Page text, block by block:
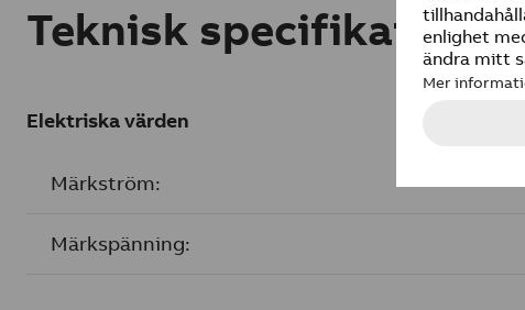
Teknisk specifikation
Elektriska värden
Märkström:
Märkspänning: